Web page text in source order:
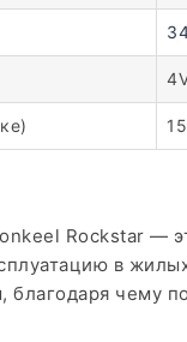
Rockstar —
в
чему